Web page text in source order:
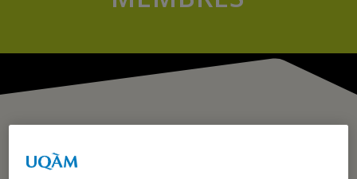
Carole Marceau